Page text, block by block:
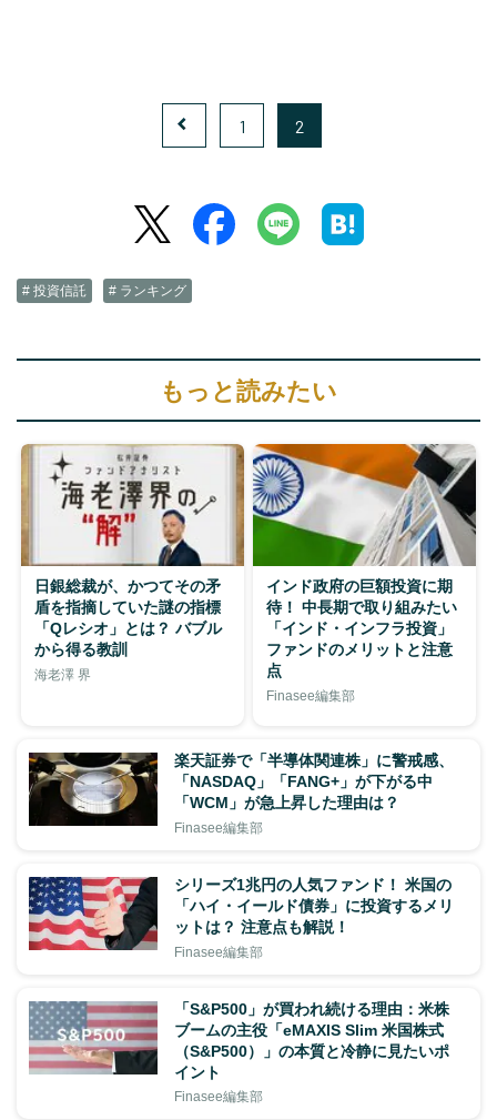
1 2
# 投資信託 # ランキング
もっと読みたい
日銀総裁が、かつてその矛
盾を指摘していた謎の指標
「Qレシオ」とは？ バブル
から得る教訓
海老澤 界
インド政府の巨額投資に期
待！ 中長期で取り組みたい
「インド・インフラ投資」
ファンドのメリットと注意
点
Finasee編集部
楽天証券で「半導体関連株」に警戒感、
「NASDAQ」「FANG+」が下がる中
「WCM」が急上昇した理由は？
Finasee編集部
シリーズ1兆円の人気ファンド！ 米国の
「ハイ・イールド債券」に投資するメリ
ットは？ 注意点も解説！
Finasee編集部
「S&P500」が買われ続ける理由：米株
ブームの主役「eMAXIS Slim 米国株式
（S&P500）」の本質と冷静に見たいポ
イント
Finasee編集部